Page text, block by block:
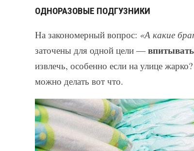
ОДНОРАЗОВЫЕ ПОДГУЗНИКИ
На закономерный вопрос: «А какие
заточены для одной цели —
извлечь, особенно если на улице
можно делать вот что.